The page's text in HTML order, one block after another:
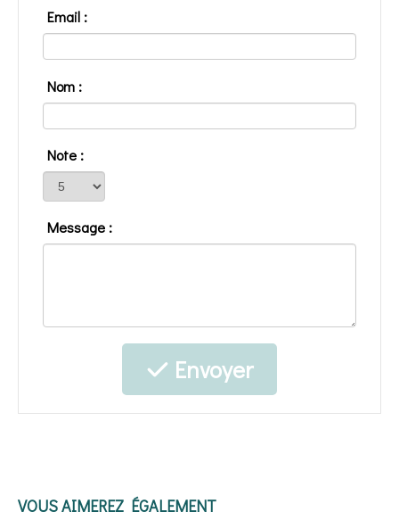
Email :
Nom :
Note :
Message :
Envoyer
VOUS AIMEREZ ÉGALEMENT